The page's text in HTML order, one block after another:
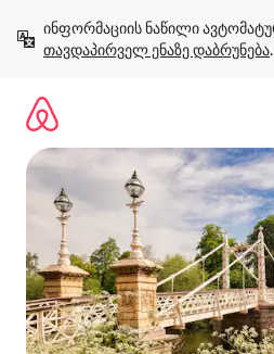
გადასვლა
თავდაპირველ ენაზე დაბრუნება.